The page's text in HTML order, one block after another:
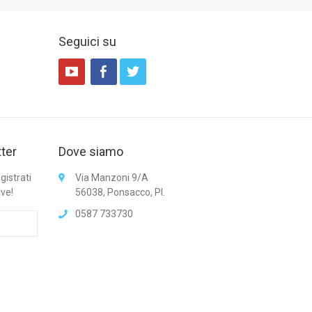
Seguici su
Dove siamo
Via Manzoni 9/A
56038, Ponsacco, PI.
0587 733730